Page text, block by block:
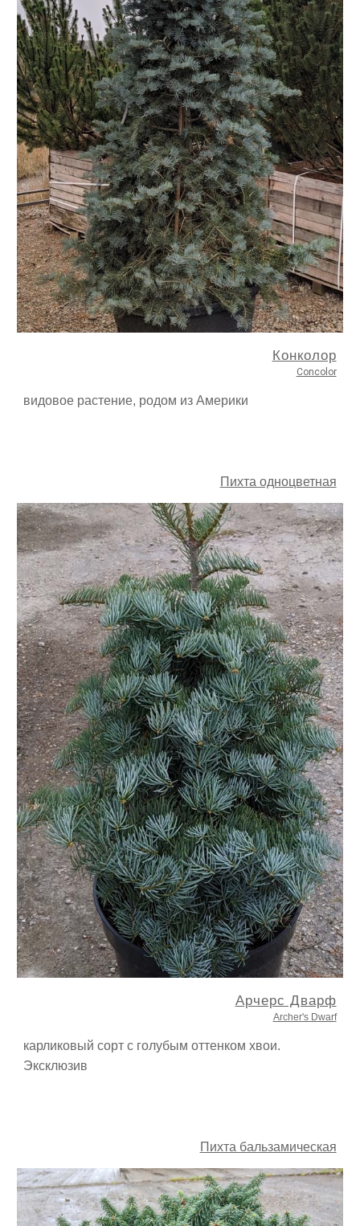
Конколор
Concolor
видовое растение, родом из Америки
Пихта одноцветная
Арчерс Дварф
Archer's Dwarf
карликовый сорт с голубым оттенком хвои.
Эксклюзив
Пихта бальзамическая